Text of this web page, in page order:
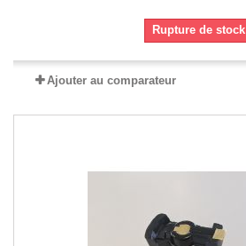
Rupture de stock
Ajouter au comparateur